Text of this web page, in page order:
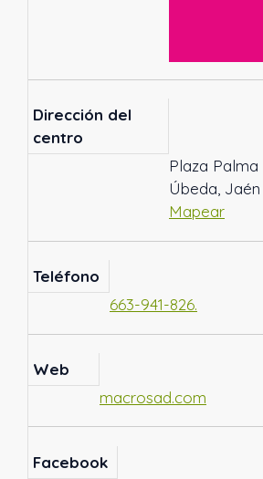
Dirección del
centro
Plaza
Úbeda,
Mapear
Teléfono
663-941-826.
Web
macrosad.com
Facebook